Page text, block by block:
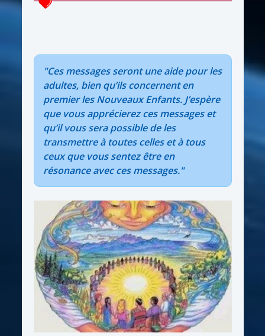
"Ces messages seront une aide pour les
adultes, bien qu’ils concernent en
premier les Nouveaux Enfants. J’espère
que vous apprécierez ces messages et
qu’il vous sera possible de les
transmettre à toutes celles et à tous
ceux que vous sentez être en
résonance avec ces messages."